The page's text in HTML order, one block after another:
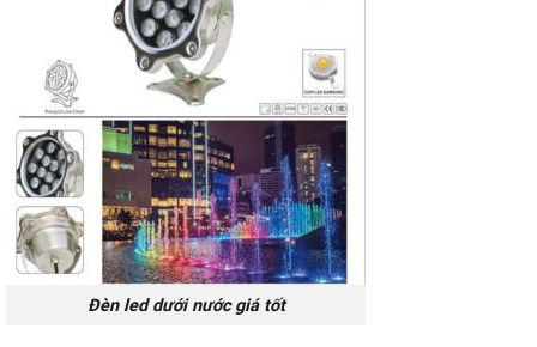
Đèn led dưới nước giá tốt